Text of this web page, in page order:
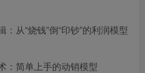
从“烧钱”倒“印钞”的利润模型
：简单上手的动销模型